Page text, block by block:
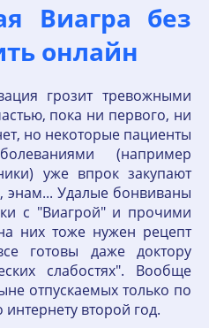
Виагра без
онлайн
грозит тревожными
пока ни первого, ни
но некоторые пациенты
(например
уже впрок закупают
энам... Удалые бонвиваны
с "Виагрой" и прочими
них тоже нужен рецепт
готовы даже доктору
слабостях". Вообще
отпускаемых только по
интернету второй год.